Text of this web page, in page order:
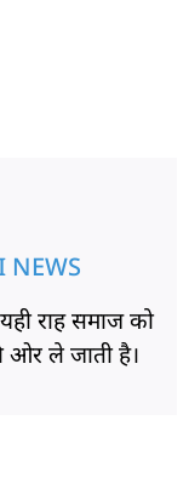
NEWS
राह समाज को
ले जाती है।